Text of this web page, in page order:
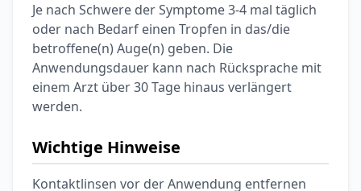
Je nach Schwere der Symptome 3-4 mal täglich
oder nach Bedarf einen Tropfen in das/die
betroffene(n) Auge(n) geben. Die
Anwendungsdauer kann nach Rücksprache mit
einem Arzt über 30 Tage hinaus verlängert
werden.
Wichtige Hinweise
Kontaktlinsen vor der Anwendung entfernen